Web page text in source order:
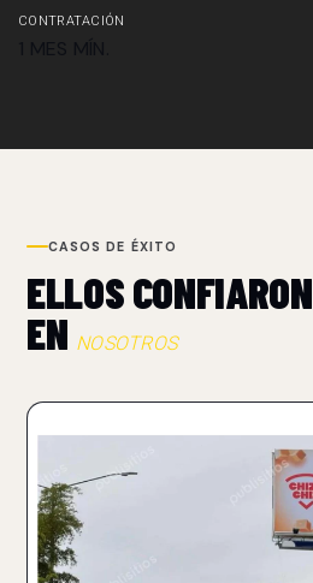
CONTRATACIÓN
CASOS DE ÉXITO
ELLOS CONFIARON
EN NOSOTROS